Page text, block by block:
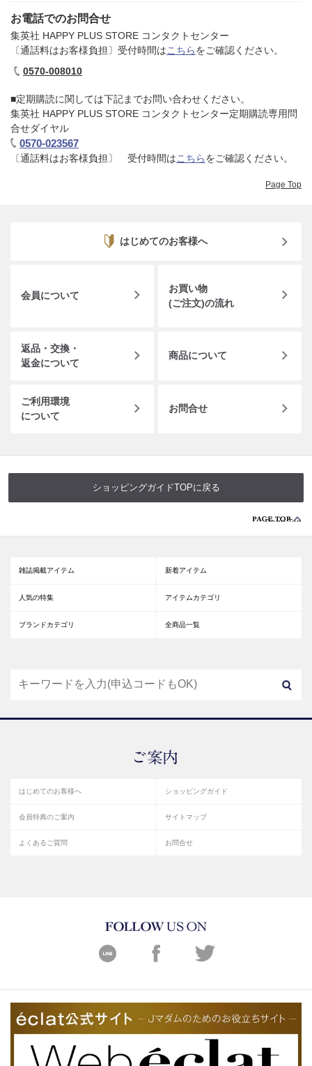
お電話でのお問合せ
集英社 HAPPY PLUS STORE コンタクトセンター
〔通話料はお客様負担〕受付時間はこちらをご確認ください。
0570-008010
■定期購読に関しては下記までお問い合わせください。​
集英社 HAPPY PLUS STORE コンタクトセンター定期購読専用問
合せダイヤル​
0570-023567
〔通話料はお客様負担〕 受付時間はこちらをご確認ください。​
Page Top
はじめてのお客様へ
会員について
お買い物
(ご注文)の流れ
返品・交換・
返金について
商品について
ご利用環境
について
お問合せ
ショッピングガイドTOPに戻る
Page Top
雑誌掲載アイテム 新着アイテム
人気の特集 アイテムカテゴリ
ブランドカテゴリ 全商品一覧
はじめてのお客様へ ショッピングガイド
会員特典のご案内 サイトマップ
よくあるご質問 お問合せ